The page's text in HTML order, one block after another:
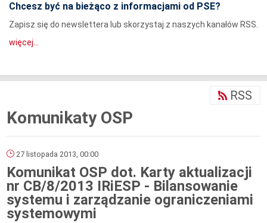
Chcesz być na bieżąco z informacjami od PSE?
Zapisz się do newslettera lub skorzystaj z naszych kanałów RSS.
więcej...
Komunikaty OSP
RSS
27 listopada 2013, 00:00
Komunikat OSP dot. Karty aktualizacji
nr CB/8/2013 IRiESP - Bilansowanie
systemu i zarządzanie ograniczeniami
systemowymi